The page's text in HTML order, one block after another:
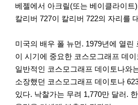
베젤에서 아크릴(또는 베이클라이
칼리버 727이 칼리버 722의 자리를
미국의 배우 폴 뉴먼. 1979년에 열
이 시기에 중요한 코스모그래프 데
일반적인 코스모그래프 데이토나와
소장했던 코스모그래프 데이토나
있다. 낙찰가는 무려 1,770만 달러.